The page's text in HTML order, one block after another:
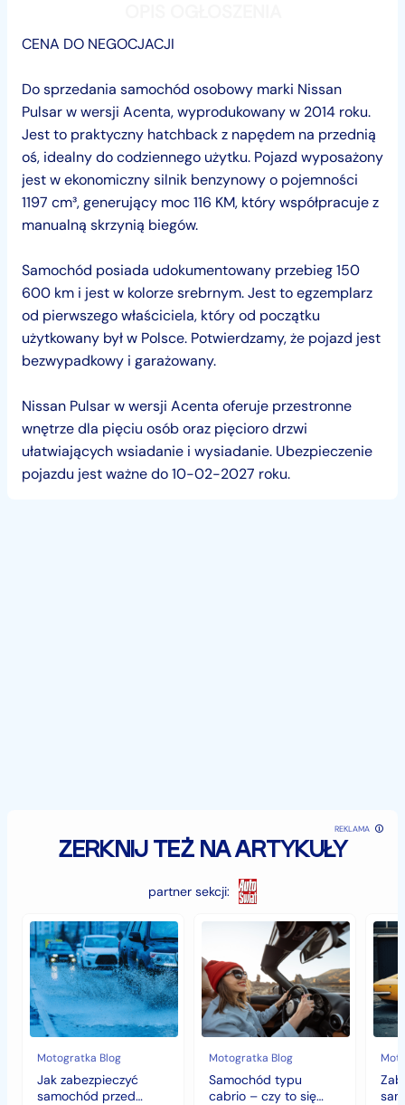
CENA DO NEGOCJACJI
Do sprzedania samochód osobowy marki Nissan
Pulsar w wersji Acenta, wyprodukowany w 2014 roku.
Jest to praktyczny hatchback z napędem na przednią
oś, idealny do codziennego użytku. Pojazd wyposażony
jest w ekonomiczny silnik benzynowy o pojemności
1197 cm³, generujący moc 116 KM, który współpracuje z
manualną skrzynią biegów.
Samochód posiada udokumentowany przebieg 150
600 km i jest w kolorze srebrnym. Jest to egzemplarz
od pierwszego właściciela, który od początku
użytkowany był w Polsce. Potwierdzamy, że pojazd jest
bezwypadkowy i garażowany.
Nissan Pulsar w wersji Acenta oferuje przestronne
wnętrze dla pięciu osób oraz pięcioro drzwi
ułatwiających wsiadanie i wysiadanie. Ubezpieczenie
pojazdu jest ważne do 10-02-2027 roku.
ZERKNIJ TEŻ NA ARTYKUŁY
REKLAMA
partner sekcji:
Jak
zabezpieczyć
samochód
przed
jesiennymi
chłodami
i
deszczem?
Motogratka Blog
Jak zabezpieczyć
samochód przed
Samochód
cabrio
–
czy
to
się
opłaca
w
polskim
klimacie?
Motogratka Blog
Samochód typu
cabrio – czy to się
czyli